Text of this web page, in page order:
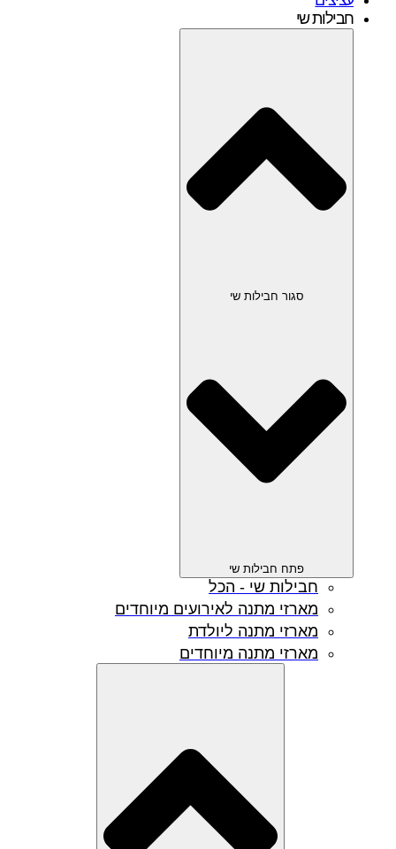
חבילות שי
סגור חבילות שי
פתח חבילות שי
חבילות שי - הכל
מארזי מתנה לאירועים מיוחדים
מארזי מתנה ליולדת
מארזי מתנה מיוחדים